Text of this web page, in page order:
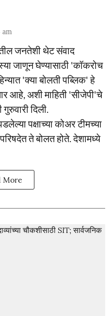
am
जनतेशी थेट संवाद
जाणून घेण्यासाठी 'कॉकरोच
'क्या बोलती पब्लिक' हे
आहे, अशी माहिती 'सीजेपी'चे
दिली.
पक्षाच्या कोअर टीमच्या
ते बोलत होते. देशामध्ये
More